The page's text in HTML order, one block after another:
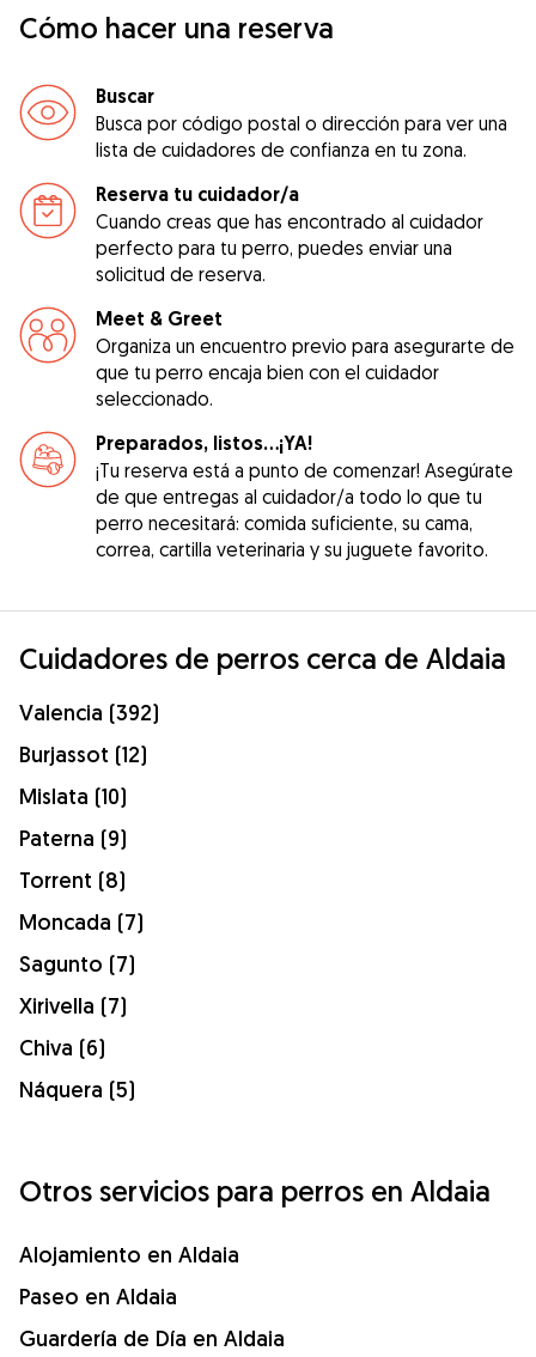
Cómo hacer una reserva
Buscar
Busca por código postal o dirección para ver una
lista de cuidadores de confianza en tu zona.
Reserva tu cuidador/a
Cuando creas que has encontrado al cuidador
perfecto para tu perro, puedes enviar una
solicitud de reserva.
Meet & Greet
Organiza un encuentro previo para asegurarte de
que tu perro encaja bien con el cuidador
seleccionado.
Preparados, listos...¡YA!
¡Tu reserva está a punto de comenzar! Asegúrate
de que entregas al cuidador/a todo lo que tu
perro necesitará: comida suficiente, su cama,
correa, cartilla veterinaria y su juguete favorito.
Cuidadores de perros cerca de Aldaia
Valencia (392)
Burjassot (12)
Mislata (10)
Paterna (9)
Torrent (8)
Moncada (7)
Sagunto (7)
Xirivella (7)
Chiva (6)
Náquera (5)
Otros servicios para perros en Aldaia
Alojamiento en Aldaia
Paseo en Aldaia
Guardería de Día en Aldaia